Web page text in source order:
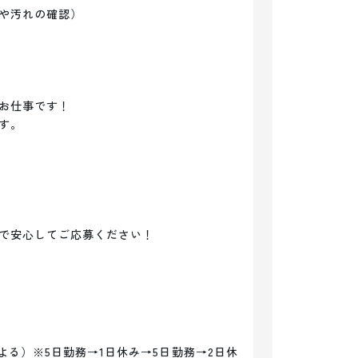
れの確認）
仕事です！
。
安心してご応募ください！
る）※5日勤務→1日休み→5日勤務→2日休